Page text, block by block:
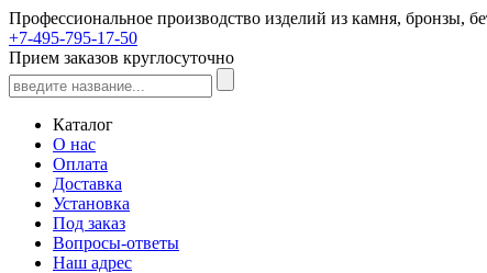
Профессиональное производство изделий из камня, бронзы,
+7-495-795-17-50
Прием заказов круглосуточно
Каталог
О нас
Оплата
Доставка
Установка
Под заказ
Вопросы-ответы
Наш адрес